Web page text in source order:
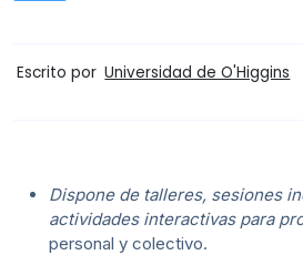
Escrito por Universidad de O'Higgins
Dispone de talleres, sesiones
actividades interactivas para
personal y colectivo.